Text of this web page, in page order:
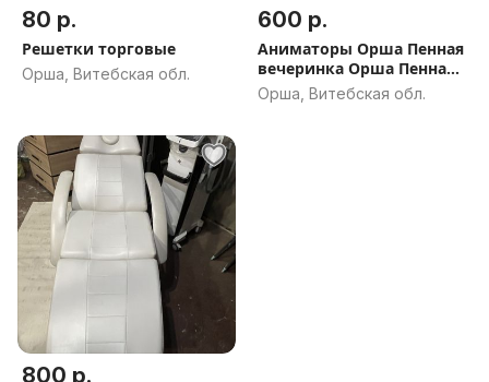
80 р.
Решетки торговые
Орша, Витебская обл.
600 р.
Аниматоры Орша Пенная
вечеринка Орша Пенная
шоу
Орша, Витебская обл.
800 р.